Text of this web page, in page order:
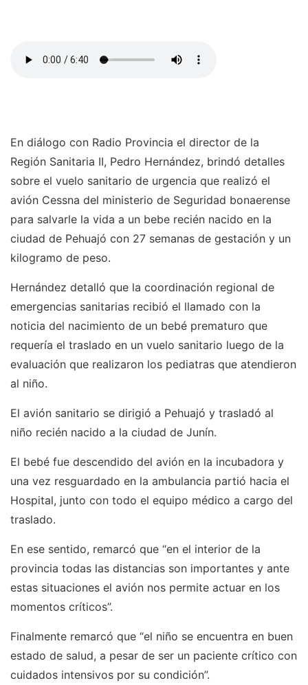
En diálogo con Radio Provincia el director de la
Región Sanitaria II, Pedro Hernández, brindó detalles
sobre el vuelo sanitario de urgencia que realizó el
avión Cessna del ministerio de Seguridad bonaerense
para salvarle la vida a un bebe recién nacido en la
ciudad de Pehuajó con 27 semanas de gestación y un
kilogramo de peso.
Hernández detalló que la coordinación regional de
emergencias sanitarias recibió el llamado con la
noticia del nacimiento de un bebé prematuro que
requería el traslado en un vuelo sanitario luego de la
evaluación que realizaron los pediatras que atendieron
al niño.
El avión sanitario se dirigió a Pehuajó y trasladó al
niño recién nacido a la ciudad de Junín.
El bebé fue descendido del avión en la incubadora y
una vez resguardado en la ambulancia partió hacia el
Hospital, junto con todo el equipo médico a cargo del
traslado.
En ese sentido, remarcó que “en el interior de la
provincia todas las distancias son importantes y ante
estas situaciones el avión nos permite actuar en los
momentos críticos”.
Finalmente remarcó que “el niño se encuentra en buen
estado de salud, a pesar de ser un paciente crítico con
cuidados intensivos por su condición”.